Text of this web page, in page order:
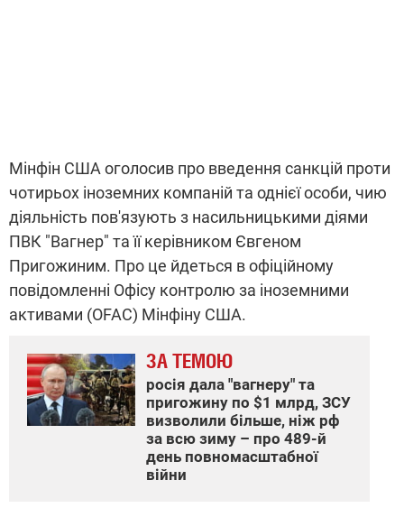
Мінфін США оголосив про введення санкцій проти
чотирьох іноземних компаній та однієї особи, чию
діяльність пов'язують з насильницькими діями
ПВК "Вагнер" та її керівником Євгеном
Пригожиним. Про це йдеться в офіційному
повідомленні Офісу контролю за іноземними
активами (OFAC) Мінфіну США.
ЗА ТЕМОЮ
росія дала "вагнеру" та
пригожину по $1 млрд, ЗСУ
визволили більше, ніж рф
за всю зиму – про 489-й
день повномасштабної
війни